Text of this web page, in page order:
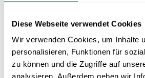
Diese Webseite verwendet Cookies
Wir verwenden Cookies, um Inhalte
personalisieren, Funktionen für
zu können und die Zugriffe auf
analysieren. Außerdem geben wir
Kapitel 3 - Warum gehen die